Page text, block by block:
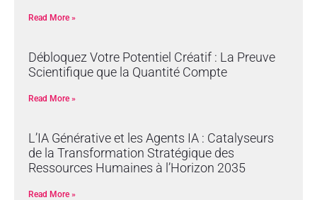
Read More »
Débloquez Votre Potentiel Créatif : La Preuve
Scientifique que la Quantité Compte
Read More »
L’IA Générative et les Agents IA : Catalyseurs
de la Transformation Stratégique des
Ressources Humaines à l’Horizon 2035
Read More »